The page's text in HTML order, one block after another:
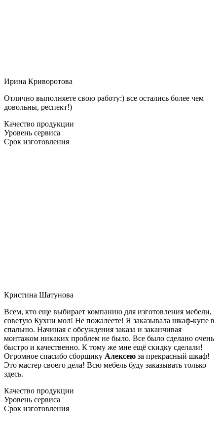
Ирина Криворотова
Отлично выполняете свою работу:) все остались более чем
довольны, респект!)
Качество продукции
Уровень сервиса
Срок изготовления
Кристина Шатунова
Всем, кто еще выбирает компанию для изготовления мебели,
советую Кухни мол! Не пожалеете! Я заказывала шкаф-купе в
спальню. Начиная с обсуждения заказа и заканчивая
монтажом никаких проблем не было. Все было сделано очень
быстро и качественно. К тому же мне ещё скидку сделали!
Огромное спасибо сборщику Алексею за прекрасный шкаф!
Это мастер своего дела! Всю мебель буду заказывать только
здесь.
Качество продукции
Уровень сервиса
Срок изготовления